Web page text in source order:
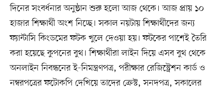
দিনের সংবর্ধনার অনুষ্ঠান শুরু হলো আজ থেকে। আজ প্রায় ১০
হাজার শিক্ষার্থী অংশ নিচ্ছে। সকাল নয়টায় শিক্ষার্থীদের জন্য
ফ্যান্টাসি কিংডমের ফটক খুলে দেওয়া হয়। ফটকের পাশেই তৈরি
করা হয়েছে কুপনের বুথ। শিক্ষার্থীরা লাইন দিয়ে এসব বুথ থেকে
অনলাইন নিবন্ধনের ই-নিমন্ত্রণপত্র, পরীক্ষার রেজিস্ট্রেশন কার্ড ও
নম্বরপত্রের ফটোকপি দেখিয়ে তাদের ক্রেস্ট, সনদপত্র, সকালের